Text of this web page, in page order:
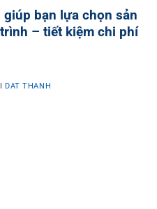
bạn lựa chọn sản
– tiết kiệm chi phí
DAT THANH